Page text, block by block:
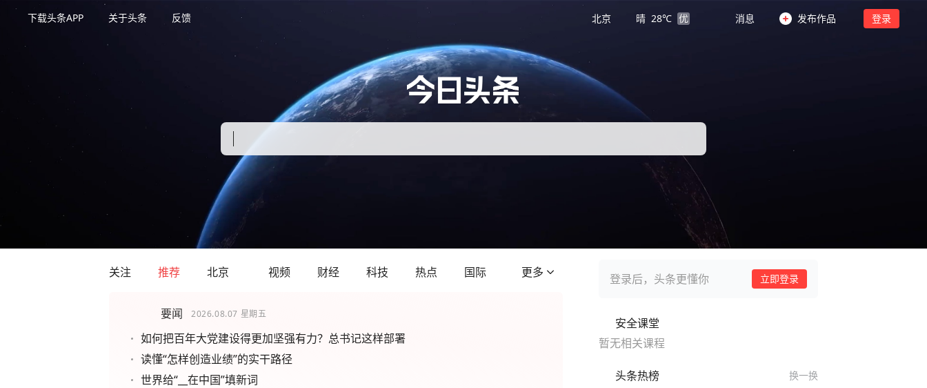
下载头条APP 关于头条 反馈 北京 晴 28℃ 优 消息 发布作品 登录
关注 推荐 北京 视频 财经 科技 热点 国际 更多
要闻 2026.08.07 星期五
如何把百年大党建设得更加坚强有力？总书记这样部署
读懂“怎样创造业绩”的实干路径
世界给“__在中国”填新词
登录后，头条更懂你 立即登录
安全课堂
暂无相关课程
头条热榜 换一换